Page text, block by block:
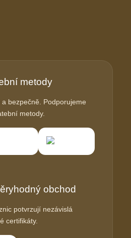
metody
bezpečně. Podporujeme
metody.
obchod
potvrzují nezávislá
certifikáty.